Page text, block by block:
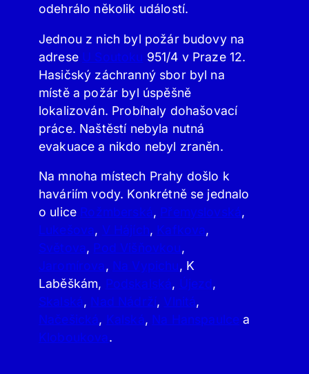
odehrálo několik událostí.
Jednou z nich byl požár budovy na
adrese U Soutoku 951/4 v Praze 12.
Hasičský záchranný sbor byl na
místě a požár byl úspěšně
lokalizován. Probíhaly dohašovací
práce. Naštěstí nebyla nutná
evakuace a nikdo nebyl zraněn.
Na mnoha místech Prahy došlo k
haváriím vody. Konkrétně se jednalo
o ulice Rožmberská, Přemyslovská,
Lukešova, V Hájích, Kafkova,
Světova, Pod Višňovkou,
Jaromírova, Na Vypichu, K
Laběškám, Podskalská, Újezd,
Skalská, Nad Nádrží, Vlnitá,
Načešická, Kalská, Na Hanspaulce a
Kloboukova.